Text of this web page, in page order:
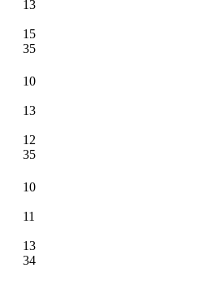
13
15
35
10
13
12
35
10
11
13
34